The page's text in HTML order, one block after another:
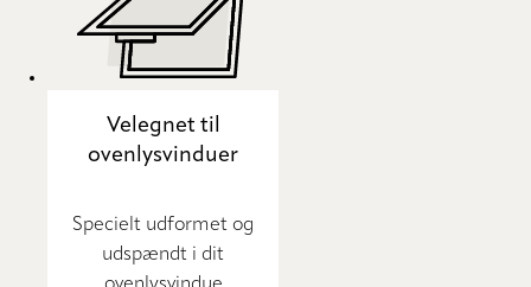
Velegnet til
ovenlysvinduer
Specielt udformet og
udspændt i dit